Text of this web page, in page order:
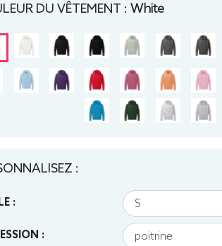
DU VÊTEMENT : White
:
:
: